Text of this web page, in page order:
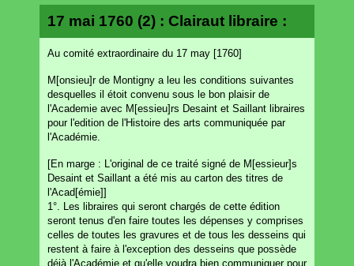
17 mai 1760 (2) : Clairaut libraire :
Au comité extraordinaire du 17 may [1760]
M[onsieu]r de Montigny a leu les conditions suivantes
desquelles il étoit convenu sous le bon plaisir de
l'Academie avec M[essieu]rs Desaint et Saillant libraires
pour l'edition de l'Histoire des arts communiquée par
l'Académie.
[En marge : L'original de ce traité signé de M[essieur]s
Desaint et Saillant a été mis au carton des titres de
l'Acad[émie]]
1°. Les libraires qui seront chargés de cette édition
seront tenus d'en faire toutes les dépenses y comprises
celles de toutes les gravures et de tous les desseins qui
restent à faire à l'exception des desseins que possède
déjà l'Académie et qu'elle voudra bien communiquer pour